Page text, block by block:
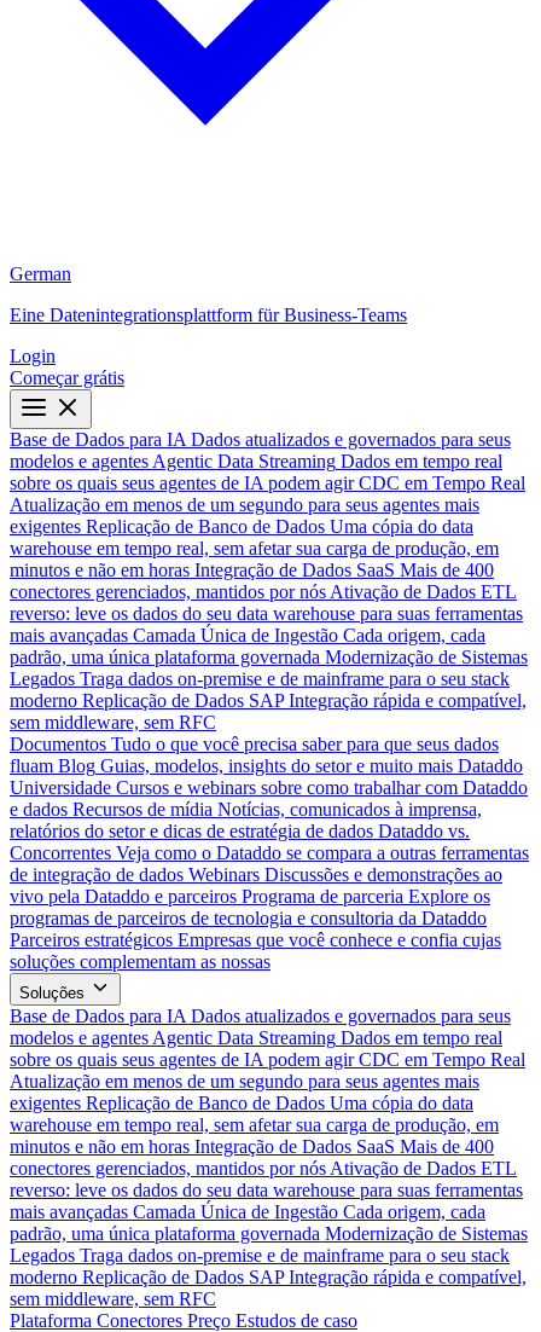
German
Eine Datenintegrationsplattform für Business-Teams
Login
Começar grátis
Base de Dados para IA Dados atualizados e governados para seus
modelos e agentes Agentic Data Streaming Dados em tempo real
sobre os quais seus agentes de IA podem agir CDC em Tempo Real
Atualização em menos de um segundo para seus agentes mais
exigentes Replicação de Banco de Dados Uma cópia do data
warehouse em tempo real, sem afetar sua carga de produção, em
minutos e não em horas Integração de Dados SaaS Mais de 400
conectores gerenciados, mantidos por nós Ativação de Dados ETL
reverso: leve os dados do seu data warehouse para suas ferramentas
mais avançadas Camada Única de Ingestão Cada origem, cada
padrão, uma única plataforma governada Modernização de Sistemas
Legados Traga dados on-premise e de mainframe para o seu stack
moderno Replicação de Dados SAP Integração rápida e compatível,
sem middleware, sem RFC
Documentos Tudo o que você precisa saber para que seus dados
fluam Blog Guias, modelos, insights do setor e muito mais Dataddo
Universidade Cursos e webinars sobre como trabalhar com Dataddo
e dados Recursos de mídia Notícias, comunicados à imprensa,
relatórios do setor e dicas de estratégia de dados Dataddo vs.
Concorrentes Veja como o Dataddo se compara a outras ferramentas
de integração de dados Webinars Discussões e demonstrações ao
vivo pela Dataddo e parceiros Programa de parceria Explore os
programas de parceiros de tecnologia e consultoria da Dataddo
Parceiros estratégicos Empresas que você conhece e confia cujas
soluções complementam as nossas
Soluções
Base de Dados para IA Dados atualizados e governados para seus
modelos e agentes Agentic Data Streaming Dados em tempo real
sobre os quais seus agentes de IA podem agir CDC em Tempo Real
Atualização em menos de um segundo para seus agentes mais
exigentes Replicação de Banco de Dados Uma cópia do data
warehouse em tempo real, sem afetar sua carga de produção, em
minutos e não em horas Integração de Dados SaaS Mais de 400
conectores gerenciados, mantidos por nós Ativação de Dados ETL
reverso: leve os dados do seu data warehouse para suas ferramentas
mais avançadas Camada Única de Ingestão Cada origem, cada
padrão, uma única plataforma governada Modernização de Sistemas
Legados Traga dados on-premise e de mainframe para o seu stack
moderno Replicação de Dados SAP Integração rápida e compatível,
sem middleware, sem RFC
Plataforma Conectores Preço Estudos de caso